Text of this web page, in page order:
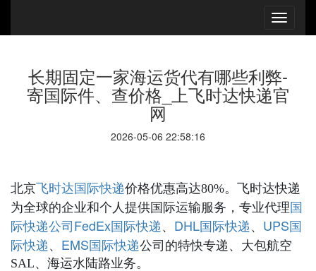
长期固定一家海运货代有哪些利弊-
寄国际件、查价格_上飞时达快递官
网
2026-05-06 22:58:16
北京 飞时达国际快递价格优惠高达80%。飞时达快递
为全球的企业和个人提供国际运输服务，专业代理国
际快递公司FedEx国际快递 、 DHL国际快递 、 UPS国
际快递 、 EMS国际快递公司的特快专递、大包航空
SAL、海运水陆路业务。